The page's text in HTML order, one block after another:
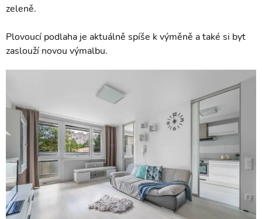
zeleně.
Plovoucí podlaha je aktuálně spíše k výměně a také si byt
zaslouží novou výmalbu.